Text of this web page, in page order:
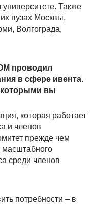
университете. Также
вузах Москвы,
Волгограда,
проводил
в сфере ивента.
которыми вы
которая работает
и членов
прежде чем
среди членов
потребности – в